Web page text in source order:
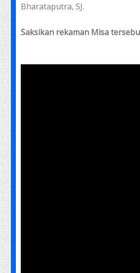
Bharataputra, SJ.
Saksikan rekaman Misa